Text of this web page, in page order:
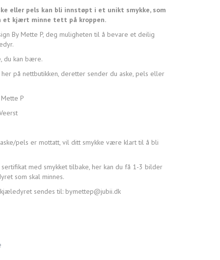
eller pels kan bli innstøpt i et unikt smykke, som
et kjært minne tett på kroppen.
By Mette P, deg muligheten til å bevare et deilig
du kan bære.
her på nettbutikken, deretter sender du aske, pels eller
P
pels er mottatt, vil ditt smykke være klart til å bli
med smykket tilbake, her kan du få 1-3 bilder
som skal minnes.
sendes til: bymettep@jubii.dk